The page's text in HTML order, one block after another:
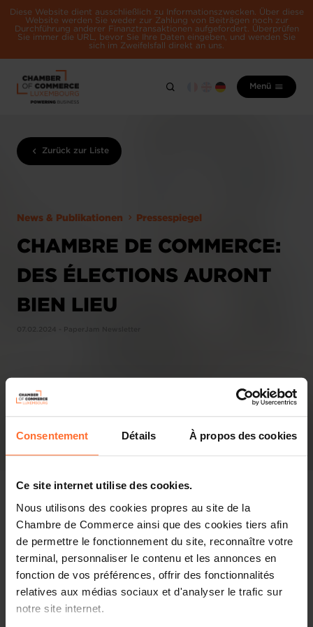
Consentement Détails À propos des cookies
Ce site internet utilise des cookies.
Nous utilisons des cookies propres au site de la
Chambre de Commerce ainsi que des cookies tiers afin
de permettre le fonctionnement du site, reconnaître votre
terminal, personnaliser le contenu et les annonces en
fonction de vos préférences, offrir des fonctionnalités
relatives aux médias sociaux et d'analyser le trafic sur
notre site internet.
Diese Website dient ausschließlich zu Informationszwecken. Über diese
Website werden Sie weder zur Zahlung von Beiträgen noch zur
Durchführung anderer Finanztransaktionen aufgefordert. Überprüfen
Sie immer die URL, bevor Sie Ihre Daten eingeben, und wenden Sie
sich im Zweifelsfall direkt an uns.
Menü
Zurück zur Liste
News & Publikationen Pressespiegel
CHAMBRE DE COMMERCE:
DES ÉLECTIONS AURONT
BIEN LIEU
Pressespiegel
Diesen Artikel teilen